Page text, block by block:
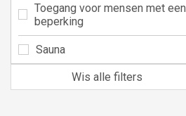
Toegang voor mensen met een
beperking
Sauna
Wis alle filters